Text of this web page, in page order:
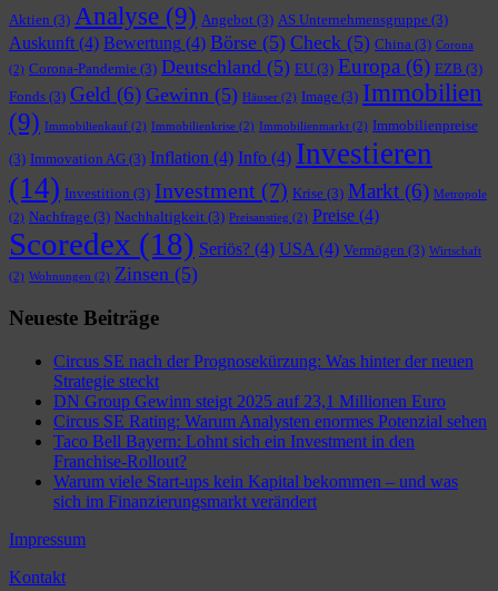
Aktien (3) Analyse (9) Angebot (3) AS Unternehmensgruppe (3)
Auskunft (4) Bewertung (4) Börse (5) Check (5) China (3) Corona
(2) Corona-Pandemie (3) Deutschland (5) EU (3) Europa (6) EZB (3)
Fonds (3) Geld (6) Gewinn (5) Häuser (2) Image (3) Immobilien
(9) Immobilienkauf (2) Immobilienkrise (2) Immobilienmarkt (2) Immobilienpreise
(3) Immovation AG (3) Inflation (4) Info (4) Investieren
(14) Investition (3) Investment (7) Krise (3) Markt (6) Metropole
(2) Nachfrage (3) Nachhaltigkeit (3) Preisanstieg (2) Preise (4)
Scoredex (18) Seriös? (4) USA (4) Vermögen (3) Wirtschaft
(2) Wohnungen (2) Zinsen (5)
Neueste Beiträge
Circus SE nach der Prognosekürzung: Was hinter der neuen
Strategie steckt
DN Group Gewinn steigt 2025 auf 23,1 Millionen Euro
Circus SE Rating: Warum Analysten enormes Potenzial sehen
Taco Bell Bayern: Lohnt sich ein Investment in den
Franchise-Rollout?
Warum viele Start-ups kein Kapital bekommen – und was
sich im Finanzierungsmarkt verändert
Impressum
Kontakt